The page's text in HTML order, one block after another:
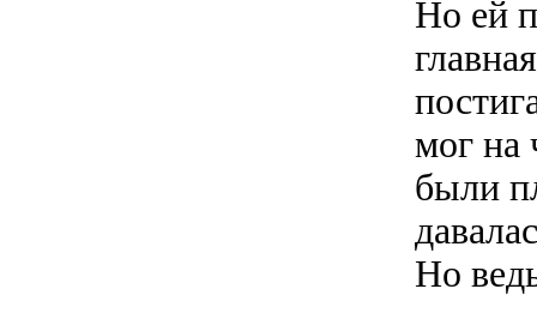
Но ей
мог на
были
Но